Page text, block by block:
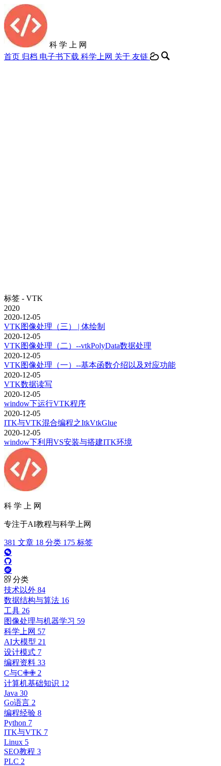
科 学 上 网
首页 归档 电子书下载 科学上网 关于 友链
标签 - VTK
2020
2020-12-05
VTK图像处理（三） | 体绘制
2020-12-05
VTK图像处理（二）--vtkPolyData数据处理
2020-12-05
VTK图像处理（一）--基本函数介绍以及对应功能
2020-12-05
VTK数据读写
2020-12-05
window下运行VTK程序
2020-12-05
ITK与VTK混合编程之ItkVtkGlue
2020-12-05
window下利用VS安装与搭建ITK环境
科 学 上 网
专注于AI教程与科学上网
381 文章 18 分类 175 标签
分类
技术以外 84
数据结构与算法 16
工具 26
图像处理与机器学习 59
科学上网 57
AI大模型 21
设计模式 7
编程资料 33
C与C✙✙ 2
计算机基础知识 12
Java 30
Go语言 2
编程经验 8
Python 7
ITK与VTK 7
Linux 5
SEO教程 3
PLC 2